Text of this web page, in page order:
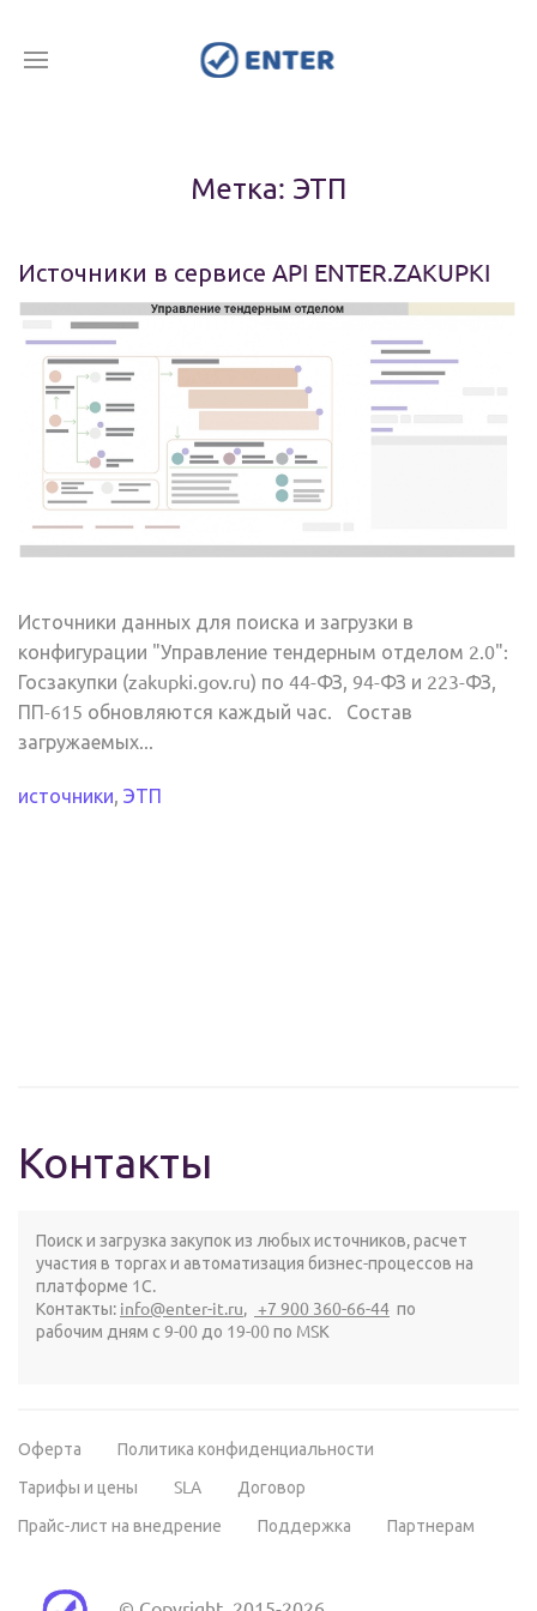
Метка: ЭТП
Источники в сервисе API ENTER.ZAKUPKI
Источники данных для поиска и загрузки в
конфигурации "Управление тендерным отделом 2.0":
Госзакупки (zakupki.gov.ru) по 44-ФЗ, 94-ФЗ и 223-ФЗ,
ПП-615 обновляются каждый час. Состав
загружаемых...
источники ЭТП
Контакты
Поиск и загрузка закупок из любых источников, расчет
участия в торгах и автоматизация бизнес-процессов на
платформе 1С.
Контакты: info@enter-it.ru, +7 900 360-66-44 по
рабочим дням с 9-00 до 19-00 по MSK
Оферта
Политика конфиденциальности
Тарифы и цены
SLA
Договор
Прайс-лист на внедрение
Поддержка Партнерам